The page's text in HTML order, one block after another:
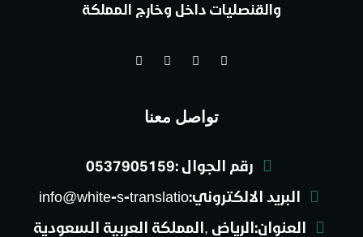
والقنصليات داخل وخارج المملكة
تواصل معنا
رقم الجوال :0537905159
البريد الالكتروني:info@white-s-translatio
العنوان:الرياض ,المملكة العربية السعودية